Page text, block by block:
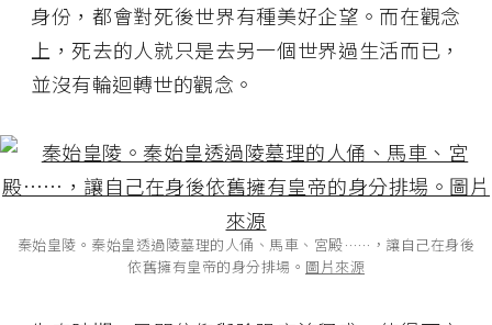
身份，都會對死後世界有種美好企望。而在觀念
上，死去的人就只是去另一個世界過生活而已，
並沒有輪迴轉世的觀念。
秦始皇陵。秦始皇透過陵墓理的人俑、馬車、宮殿……，讓自己在身後
依舊擁有皇帝的身分排場。 圖片來源